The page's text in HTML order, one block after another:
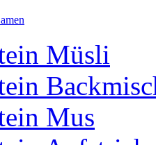
Müsli
Mus